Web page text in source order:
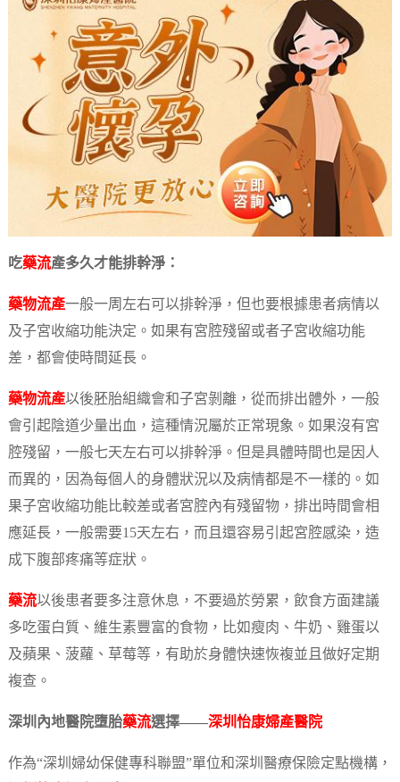
吃藥流產多久才能排幹淨：
藥物流產一般一周左右可以排幹淨，但也要根據患者病情以
及子宮收縮功能決定。如果有宮腔殘留或者子宮收縮功能
差，都會使時間延長。
藥物流產以後胚胎組織會和子宮剝離，從而排出體外，一般
會引起陰道少量出血，這種情況屬於正常現象。如果沒有宮
腔殘留，一般七天左右可以排幹淨。但是具體時間也是因人
而異的，因為每個人的身體狀況以及病情都是不一樣的。如
果子宮收縮功能比較差或者宮腔內有殘留物，排出時間會相
應延長，一般需要15天左右，而且還容易引起宮腔感染，造
成下腹部疼痛等症狀。
藥流以後患者要多注意休息，不要過於勞累，飲食方面建議
多吃蛋白質、維生素豐富的食物，比如瘦肉、牛奶、雞蛋以
及蘋果、菠蘿、草莓等，有助於身體快速恢複並且做好定期
複查。
深圳內地醫院墮胎藥流選擇——深圳怡康婦產醫院
作為“深圳婦幼保健專科聯盟”單位和深圳醫療保險定點機構，